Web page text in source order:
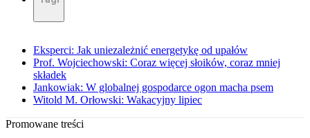
Eksperci: Jak uniezależnić energetykę od upałów
Prof. Wojciechowski: Coraz więcej słoików, coraz mniej
składek
Jankowiak: W globalnej gospodarce ogon macha psem
Witold M. Orłowski: Wakacyjny lipiec
Promowane treści